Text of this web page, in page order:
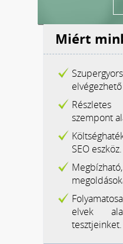
Miért
szempont
SEO eszköz.
elvek
tesztjeinket.